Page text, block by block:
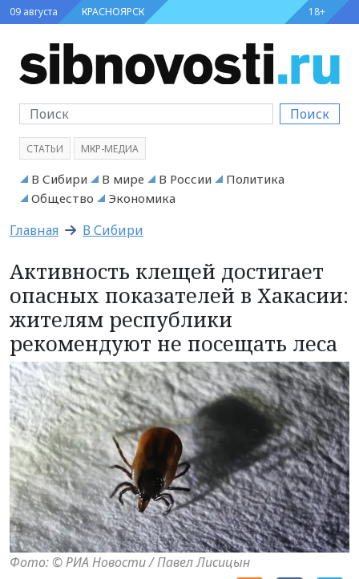
09 августа КРАСНОЯРСК 18+
Поиск
СТАТЬИ МКР-МЕДИА
В Сибири В мире В России
Политика
Общество
Экономика
Главная В Сибири
Активность клещей достигает
опасных показателей в Хакасии:
жителям республики
рекомендуют не посещать леса
Фото: © РИА Новости / Павел Лисицын